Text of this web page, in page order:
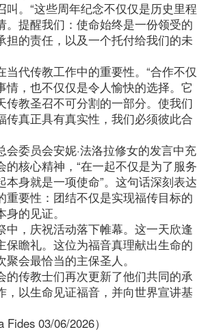
叫。“这些周年纪念不仅仅是历史里程
。提醒我们：使命始终是一份领受的
担的责任，以及一个托付给我们的未
当代传教工作中的重要性。“合作不仅
情，也不仅仅是令人愉快的选择。它
传教圣召不可分割的一部分。使我们
传真正具有真实性，我们必须彼此合
会委员会安妮·法洛拉修女的发言中充
的核心精神，“在一起不仅是为了服务
本身就是一项使命”。这句话深刻表达
重要性：团结不仅是实现福传目标的
的见证。
中，庆祝活动落下帷幕。这一天欣逢
保瞻礼。这位为福音真理献出生命的
会最恰当的主保圣人。
的传教士们再次更新了他们共同的承
，以生命见证福音，并向世界宣讲基
Fides 03/06/2026）